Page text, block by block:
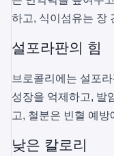
하고, 식이섬유는 장
설포라판의 힘
브로콜리에는 설포
성장을 억제하고, 발
고, 철분은 빈혈 예
낮은 칼로리